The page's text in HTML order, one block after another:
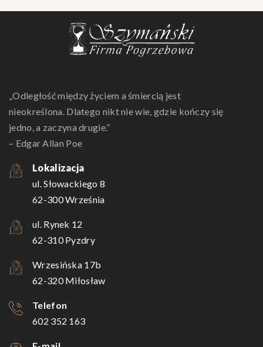
„Odległość między życiem a śmiercią jest
nieokreślona. Dlatego nikt nie wie, gdzie kończy się
jedno, a zaczyna drugie.”
– Edgar Allan Poe
Lokalizacja
ul. Słowackiego 8
62-300 Września
ul. Rynek 12
62-310 Pyzdry
Wrzesińska 17b
62-320 Miłosław
Telefon
602 352 163